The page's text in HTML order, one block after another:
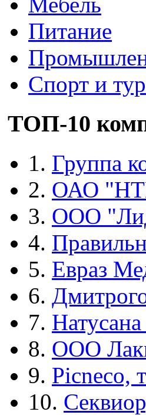
Питание
Спорт и
ТОП-10
1. Группа
2. ОАО
3. ООО
4.
5. Евраз
6.
7.
8. ООО
9. Picneco,
10.